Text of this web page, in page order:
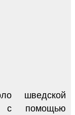
шведской
с помощью